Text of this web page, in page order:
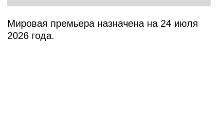
Мировая премьера назначена на 24 июля
2026 года.